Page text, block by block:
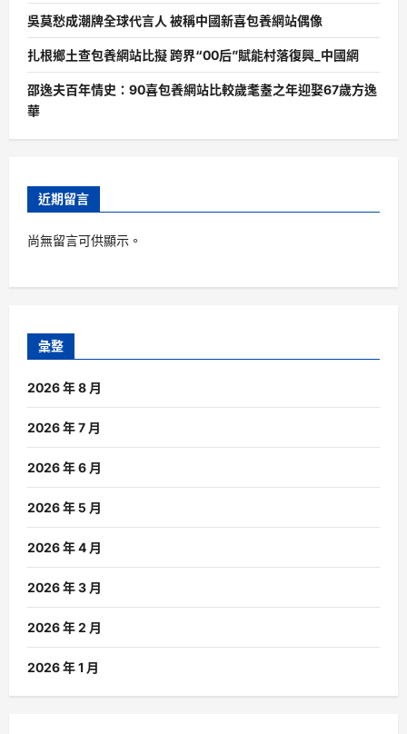
吳莫愁成潮牌全球代言人 被稱中國新喜包養網站偶像
扎根鄉土查包養網站比擬 跨界“00后”賦能村落復興_中國網
邵逸夫百年情史：90喜包養網站比較歲耄耋之年迎娶67歲方逸
華
近期留言
尚無留言可供顯示。
彙整
2026 年 8 月
2026 年 7 月
2026 年 6 月
2026 年 5 月
2026 年 4 月
2026 年 3 月
2026 年 2 月
2026 年 1 月